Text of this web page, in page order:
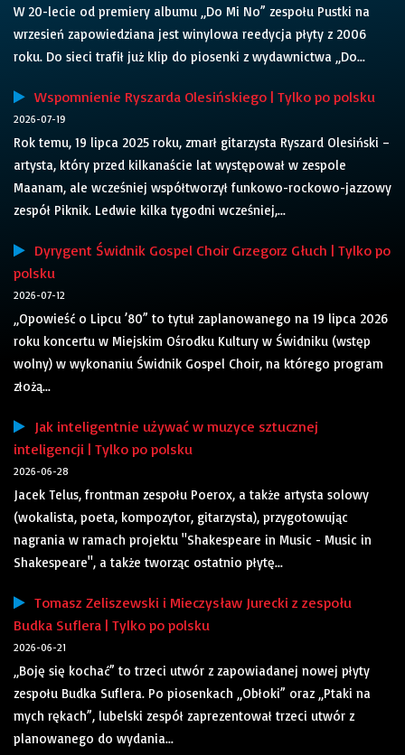
W 20-lecie od premiery albumu „Do Mi No” zespołu Pustki na
wrzesień zapowiedziana jest winylowa reedycja płyty z 2006
roku. Do sieci trafił już klip do piosenki z wydawnictwa „Do...
Wspomnienie Ryszarda Olesińskiego | Tylko po polsku
2026-07-19
Rok temu, 19 lipca 2025 roku, zmarł gitarzysta Ryszard Olesiński –
artysta, który przed kilkanaście lat występował w zespole
Maanam, ale wcześniej współtworzył funkowo-rockowo-jazzowy
zespół Piknik. Ledwie kilka tygodni wcześniej,...
Dyrygent Świdnik Gospel Choir Grzegorz Głuch | Tylko po
polsku
2026-07-12
„Opowieść o Lipcu ’80” to tytuł zaplanowanego na 19 lipca 2026
roku koncertu w Miejskim Ośrodku Kultury w Świdniku (wstęp
wolny) w wykonaniu Świdnik Gospel Choir, na którego program
złożą...
Jak inteligentnie używać w muzyce sztucznej
inteligencji | Tylko po polsku
2026-06-28
Jacek Telus, frontman zespołu Poerox, a także artysta solowy
(wokalista, poeta, kompozytor, gitarzysta), przygotowując
nagrania w ramach projektu "Shakespeare in Music - Music in
Shakespeare", a także tworząc ostatnio płytę...
Tomasz Zeliszewski i Mieczysław Jurecki z zespołu
Budka Suflera | Tylko po polsku
2026-06-21
„Boję się kochać” to trzeci utwór z zapowiadanej nowej płyty
zespołu Budka Suflera. Po piosenkach „Obłoki” oraz „Ptaki na
mych rękach”, lubelski zespół zaprezentował trzeci utwór z
planowanego do wydania...